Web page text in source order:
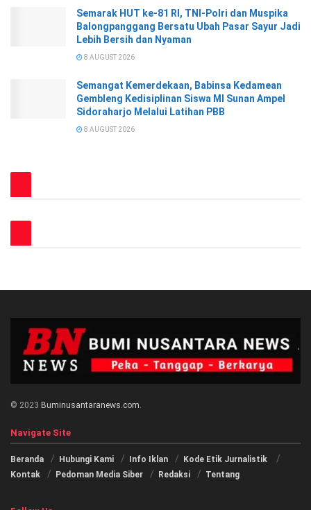
Semarak HUT ke-81 RI, TNI-Polri dan Muspika
Balongpanggang Bersatu Ubah Pasar Sayur Jadi
Lebih Bersih dan Nyaman
8 AUGUST 2026
Semangat Kemerdekaan, Babinsa Kedamean
Gembleng Kedisiplinan Siswa MI Sunan Ampel
Sidoraharjo Melalui Latihan PBB
8 AUGUST 2026
© 2023 Buminusantaranews.com.
Navigate Site
Beranda Hubungi Kami Info Iklan
Kode Etik Jurnalistik
Kontak
Pedoman Media Siber Redaksi Tentang